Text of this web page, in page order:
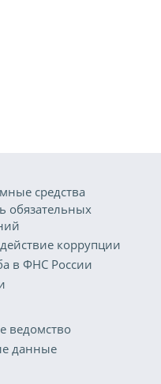
средства
обязательных
коррупции
в ФНС России
ведомство
данные